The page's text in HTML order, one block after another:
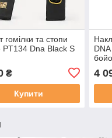
гомілки та стопи
PT134 Dna Black S
₴
Купити
S
4